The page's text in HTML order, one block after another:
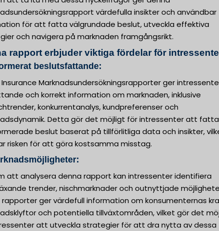
värdefulla insikter och användbar
för att fatta välgrundade beslut, utveckla effektiva
och navigera på marknaden framgångsrikt.
rapport erbjuder viktiga fördelar för
beslutsfattande:
Marknadsundersökningsrapporter ger
och korrekt information om marknaden, inklusive
konkurrentanalys, kundpreferenser och
Detta gör det möjligt för intressenter att fatta
beslut baserat på tillförlitliga data och insikter,
risken för att göra kostsamma misstag.
att analysera denna rapport kan intressenter identifiera
trender, nischmarknader och outnyttjade
rapporter ger värdefull information om konsumenternas
och potentiella tillväxtområden, vilket gör det
att utveckla strategier för att dra nytta av dessa